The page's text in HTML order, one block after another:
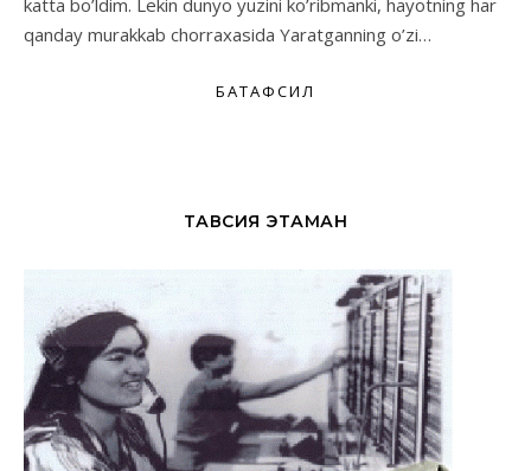
qanday murakkab chorraxasida Yaratganning o’zi…
БАТАФСИЛ
ТАВСИЯ ЭТАМАН